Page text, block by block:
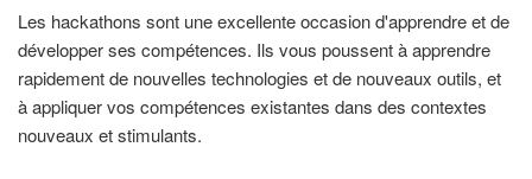
Les hackathons sont une excellente occasion d'apprendre et de
développer ses compétences. Ils vous poussent à apprendre
rapidement de nouvelles technologies et de nouveaux outils, et
à appliquer vos compétences existantes dans des contextes
nouveaux et stimulants.